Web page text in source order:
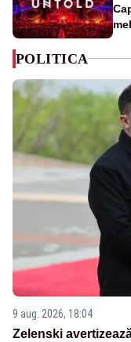
POLITICA
9 aug. 2026, 18:04
Zelenski